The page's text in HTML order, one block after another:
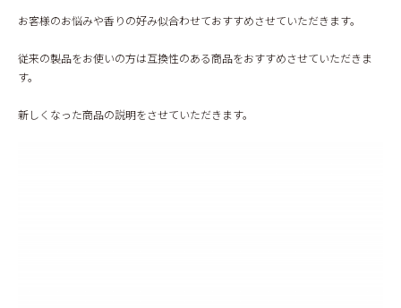
お客様のお悩みや香りの好み似合わせておすすめさせていただきます。
従来の製品をお使いの方は互換性のある商品をおすすめさせていただきま
す。
新しくなった商品の説明をさせていただきます。